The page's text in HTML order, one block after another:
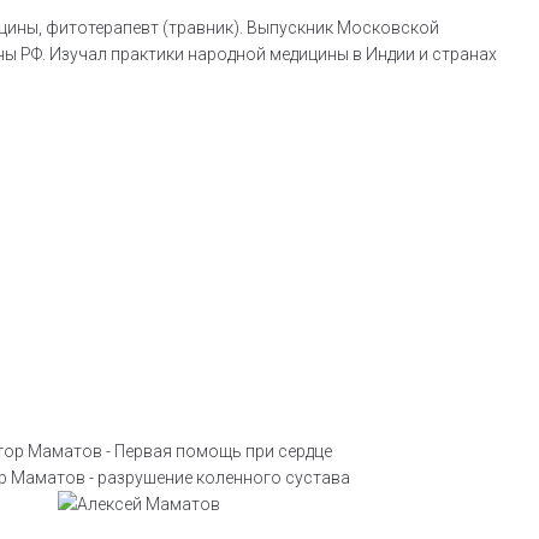
фитотерапевт (травник). Выпускник Московской
РФ. Изучал практики народной медицины в Индии и странах
что делать в домашних условиях:
боли в сердце от доктора Маматова
разрушении коленного сустава. Какую
делать показывает доктор Маматов
от натоптышей на ступнях ног в